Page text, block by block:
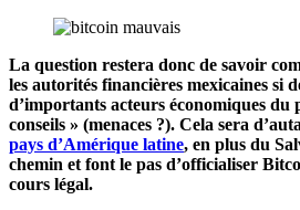
La question restera donc de savoir
les autorités financières mexicaines si
d’importants acteurs économiques du
conseils » (menaces ?). Cela sera
pays d’Amérique latine, en plus du
chemin et font le pas d’officialiser
cours légal.